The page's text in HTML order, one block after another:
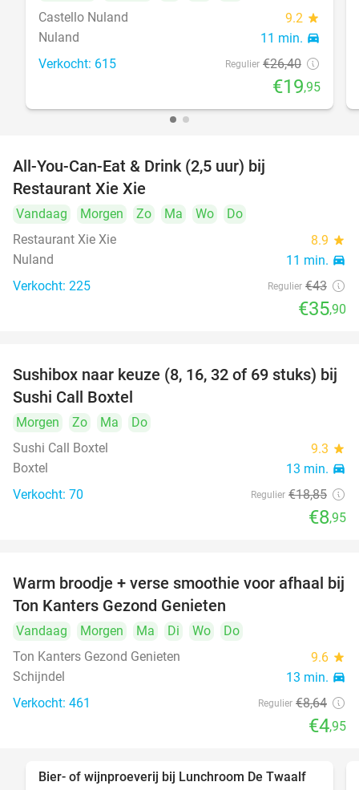
Castello Nuland
9.2 star
Nuland 11 min. directions_car
Verkocht: 615 Regulier €26,40
€19,95
All-You-Can-Eat & Drink (2,5 uur) bij
Restaurant Xie Xie
Vandaag Morgen Zo Ma Wo
Do
Restaurant Xie Xie
8.9 star
Nuland 11 min. directions_car
Verkocht: 225 Regulier €43
€35,90
53%
Sushibox naar keuze (8, 16, 32 of 69 stuks) bij
Sushi Call Boxtel
Morgen Zo Ma
Do
Sushi Call Boxtel
9.3 star
Boxtel 13 min. directions_car
Verkocht: 70 Regulier €18,85
€8,95
43%
Warm broodje + verse smoothie voor afhaal bij
Ton Kanters Gezond Genieten
Vandaag Morgen Ma Di Wo
Do
Ton Kanters Gezond Genieten
9.6 star
Schijndel 13 min. directions_car
Verkocht: 461 Regulier €8,64
€4,95
Bier- of wijnproeverij bij Lunchroom De Twaalf